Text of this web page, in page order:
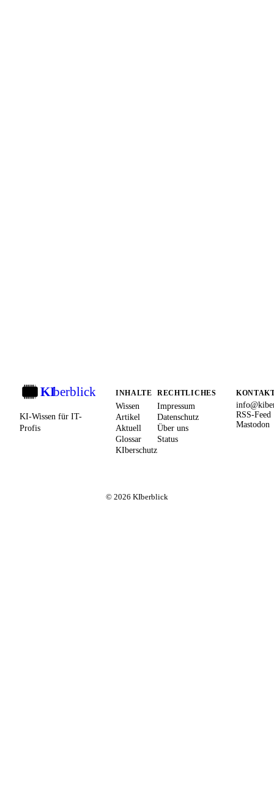
KIberblick
KI-Wissen für IT-
Profis
INHALTE
Wissen
Artikel
Aktuell
Glossar
KIberschutz
RECHTLICHES
Impressum
Datenschutz
Über uns
Status
RSS-Feed
Mastodon
© 2026 KIberblick